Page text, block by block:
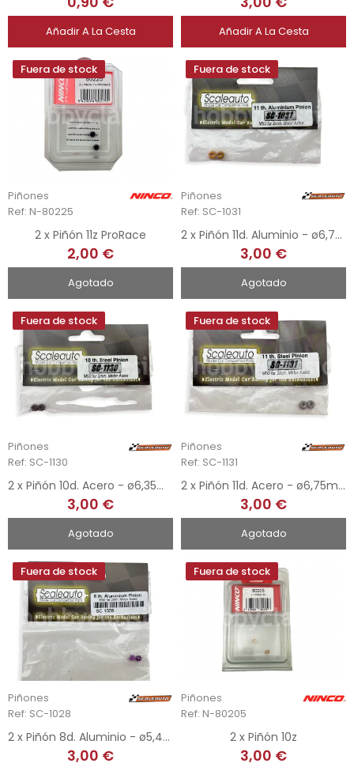
Añadir A La Cesta Añadir A La Cesta
Fuera de stock
Piñones
Ref: N-80225
2 x Piñón 11z ProRace
2,00 €
Agotado
Fuera de stock
Piñones
Ref: SC-1031
2 x Piñón 11d. Aluminio - ø6,75mm
3,00 €
Agotado
Fuera de stock
Piñones
Ref: SC-1130
2 x Piñón 10d. Acero - ø6,35mm
3,00 €
Agotado
Fuera de stock
Piñones
Ref: SC-1131
2 x Piñón 11d. Acero - ø6,75mm
3,00 €
Agotado
Fuera de stock
Piñones
Ref: SC-1028
2 x Piñón 8d. Aluminio - ø5,4mm
3,00 €
Fuera de stock
Piñones
Ref: N-80205
2 x Piñón 10z
3,00 €